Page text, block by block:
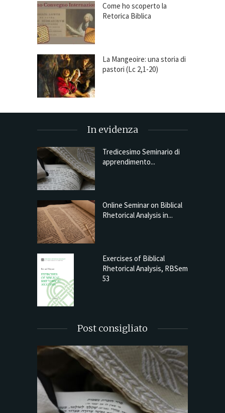
Come ho scoperto la
Retorica Biblica
La Mangeoire: una storia di
pastori (Lc 2,1-20)
In evidenza
Tredicesimo Seminario di
apprendimento...
Online Seminar on Biblical
Rhetorical Analysis in...
Exercises of Biblical
Rhetorical Analysis, RBSem
53
Post consigliato